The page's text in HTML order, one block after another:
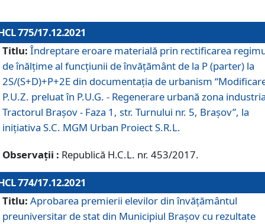
775/17.12.2021
Titlu: Îndreptare eroare materială prin rectificarea
de înălţime al funcţiunii de învăţământ de la P (parter) la
2S/(S+D)+P+2E din documentaţia de urbanism
P.U.Z. preluat în P.U.G. - Regenerare urbană zona
Tractorul Braşov - Faza 1, str. Turnului nr. 5, Braşov”, la
iniţiativa S.C. MGM Urban Proiect S.R.L.
Observații : Republică H.C.L. nr. 453/2017.
774/17.12.2021
Titlu: Aprobarea premierii elevilor din învățământul
preuniversitar de stat din Municipiul Brașov cu rezultate